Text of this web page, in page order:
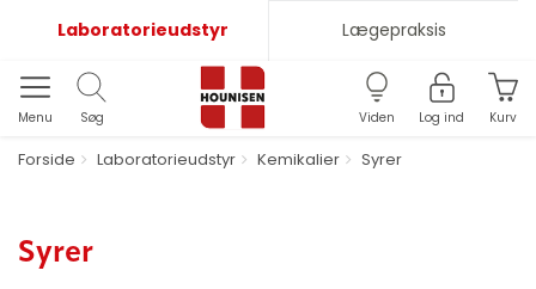
Laboratorieudstyr Lægepraksis
Menu Søg Viden Log ind Kurv
Forside Laboratorieudstyr Kemikalier Syrer
Syrer